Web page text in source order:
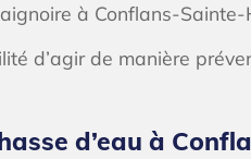
à Conflans-Sainte-
d’agir de manière
d’eau à